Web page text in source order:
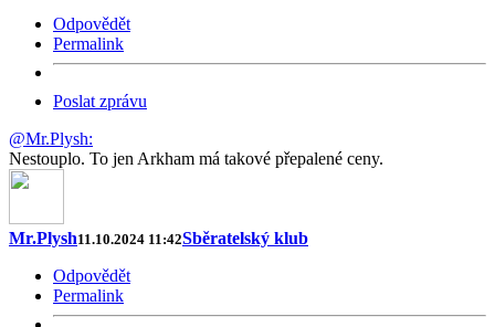
Odpovědět
Permalink
Poslat zprávu
@Mr.Plysh:
Nestouplo. To jen Arkham má takové přepalené ceny.
Mr.Plysh11.10.2024 11:42Sběratelský klub
Odpovědět
Permalink